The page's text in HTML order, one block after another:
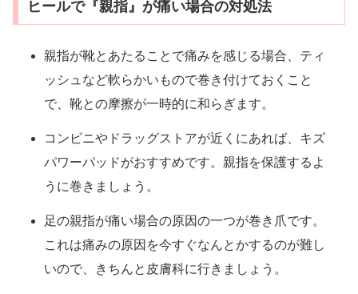
ヒールで『親指』が痛い場合の対処法
親指が靴とあたることで痛みを感じる場合、ティ
ッシュなど軟らかいもので巻き付けておくこと
で、靴との摩擦が一時的に和らぎます。
コンビニやドラッグストアが近くにあれば、キズ
パワーパッドがおすすめです。親指を保護するよ
うに巻きましょう。
足の親指が痛い場合の原因の一つが巻き爪です。
これは痛みの原因を今すぐなんとかするのが難し
いので、きちんと皮膚科に行きましょう。